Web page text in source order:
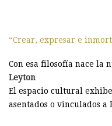
Crear, expresar e
Con esa filosofía nace la
Leyton
El espacio cultural
asentados o vinculados a